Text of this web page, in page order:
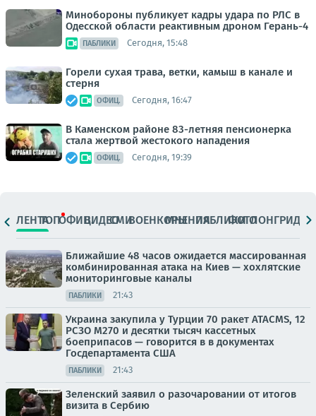
Минобороны публикует кадры удара по РЛС в
Одесской области реактивным дроном Герань-4
ПАБЛИКИ Сегодня, 15:48
Горели сухая трава, ветки, камыш в канале и
стерня
ОФИЦ. Сегодня, 16:47
В Каменском районе 83-летняя пенсионерка
стала жертвой жестокого нападения
ОФИЦ. Сегодня, 19:39
ЛЕНТАТОПОФИЦ.ВИДЕОСМИВОЕНКОРЫМНЕНИЯПАБЛИКИ
ФОТОЛОНГРИДЫ
Ближайшие 48 часов ожидается массированная
комбинированная атака на Киев — хохлятские
мониторинговые каналы
ПАБЛИКИ 21:43
Украина закупила у Турции 70 ракет ATACMS, 12
РСЗО M270 и десятки тысяч кассетных
боеприпасов — говорится в в документах
Госдепартамента США
ПАБЛИКИ 21:43
Зеленский заявил о разочаровании от итогов
визита в Сербию